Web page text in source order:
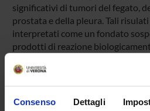
Consenso Dettagli
significativi di tumori del fegato,
prostata e della pleura. Tali
interpretati come un fondato
prodotti di reazione
ENTI FINANZIATORI: